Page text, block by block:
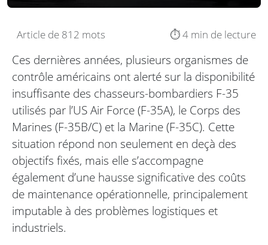
Article de 812 mots ⏱️ 4 min de lecture
Ces dernières années, plusieurs organismes de
contrôle américains ont alerté sur la disponibilité
insuffisante des chasseurs-bombardiers F-35
utilisés par l’US Air Force (F-35A), le Corps des
Marines (F-35B/C) et la Marine (F-35C). Cette
situation répond non seulement en deçà des
objectifs fixés, mais elle s’accompagne
également d’une hausse significative des coûts
de maintenance opérationnelle, principalement
imputable à des problèmes logistiques et
industriels.